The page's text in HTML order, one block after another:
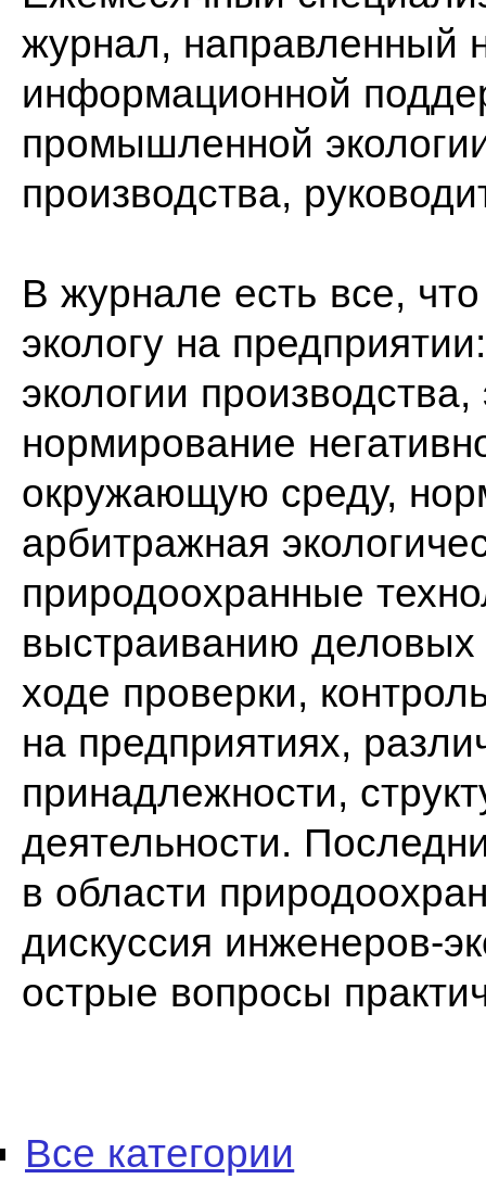
журнал, направленный
информационной
промышленной
производства,
В журнале есть все,
экологу на
экологии
нормирование
окружающую среду,
арбитражная
природоохранные
выстраиванию
ходе проверки,
на предприятиях,
принадлежности,
деятельности.
в области
дискуссия инженеров-
острые вопросы
Все категории